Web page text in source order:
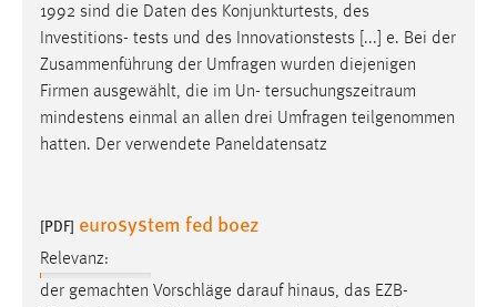
1992 sind die Daten des Konjunkturtests, des
Investitions- tests und des Innovationstests [...] e. Bei der
Zusammenführung der Umfragen wurden diejenigen
Firmen ausgewählt, die im Un- tersuchungszeitraum
mindestens einmal an allen drei Umfragen teilgenommen
hatten. Der verwendete Paneldatensatz
[PDF] eurosystem fed boez
Relevanz:
der gemachten Vorschläge darauf hinaus, das EZB-
MARKETING
Marketing Cookies werden von Drittanbietern
verwendet, um personalisierte Werbung anzuzeigen.
Sie tun dies, indem sie Besucher über Websites
hinweg verfolgen.
Name:
Anbieter: